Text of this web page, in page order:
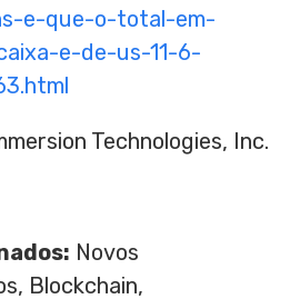
e-que-o-total-em-
e-de-us-11-6-
Technologies, Inc.
Novos
Blockchain,